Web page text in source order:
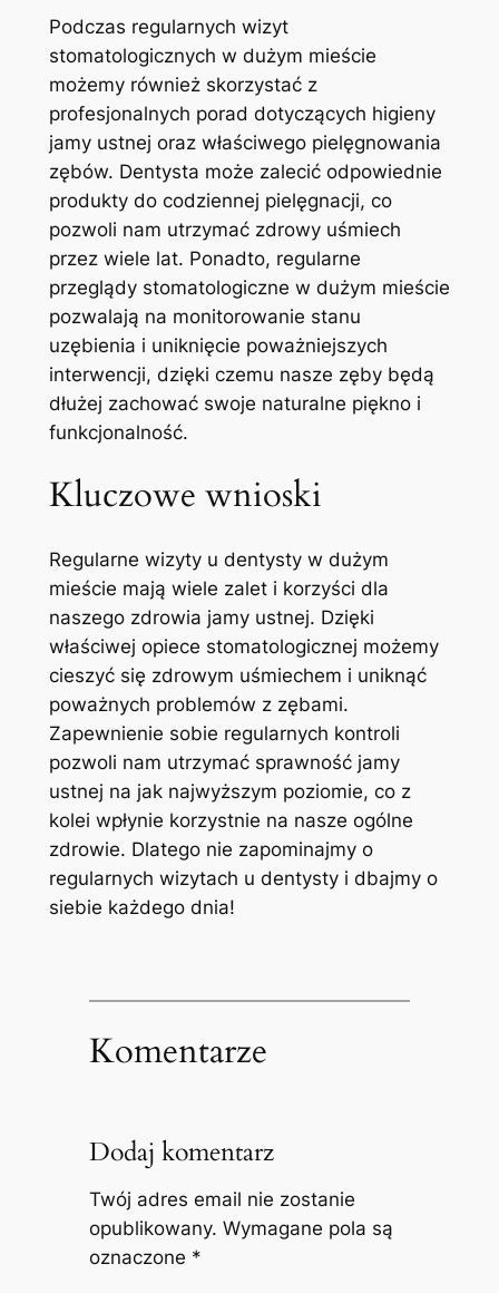
Podczas regularnych wizyt
stomatologicznych w dużym ​mieście
możemy ‌również skorzystać z⁤
profesjonalnych ⁢porad dotyczących higieny
jamy ustnej oraz właściwego pielęgnowania
zębów. Dentysta może ⁣zalecić​ odpowiednie
produkty do codziennej pielęgnacji,​ co
‍pozwoli nam ‌utrzymać⁣ zdrowy uśmiech
‌przez wiele lat. Ponadto, regularne
przeglądy stomatologiczne‍ w‍ dużym‍ mieście⁢
pozwalają na monitorowanie stanu
⁤uzębienia ⁢i uniknięcie ‍poważniejszych
interwencji, dzięki czemu nasze zęby ‍będą
dłużej⁢ zachować⁣ swoje naturalne⁢ piękno i⁤
funkcjonalność.
Kluczowe wnioski
Regularne wizyty u dentysty w dużym
mieście mają wiele‍ zalet i korzyści⁤ dla
naszego ​zdrowia jamy ustnej. Dzięki
właściwej ‍opiece stomatologicznej możemy​
cieszyć​ się zdrowym uśmiechem i uniknąć
poważnych problemów z zębami.
Zapewnienie sobie regularnych kontroli
pozwoli nam utrzymać sprawność jamy‍
ustnej ‌na jak najwyższym​ poziomie, co z
kolei wpłynie korzystnie ⁢na nasze ogólne
zdrowie.⁢ Dlatego nie zapominajmy ⁤o
regularnych wizytach​ u dentysty i dbajmy‌ o
siebie ‍każdego dnia!
Komentarze
Dodaj komentarz
Twój adres email nie zostanie
opublikowany. Wymagane pola są
oznaczone *